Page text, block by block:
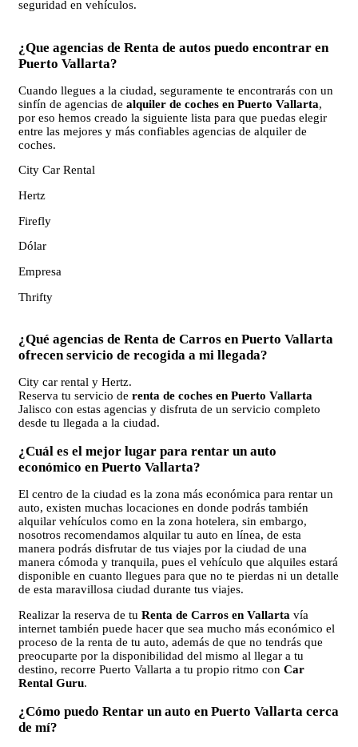
seguridad en vehículos.
¿Que agencias de Renta de autos puedo encontrar en
Puerto Vallarta?
Cuando llegues a la ciudad, seguramente te encontrarás con un
sinfín de agencias de alquiler de coches en Puerto Vallarta,
por eso hemos creado la siguiente lista para que puedas elegir
entre las mejores y más confiables agencias de alquiler de
coches.
City Car Rental
Hertz
Firefly
Dólar
Empresa
Thrifty
¿Qué agencias de Renta de Carros en Puerto Vallarta
ofrecen servicio de recogida a mi llegada?
City car rental y Hertz.
Reserva tu servicio de renta de coches en Puerto Vallarta
Jalisco con estas agencias y disfruta de un servicio completo
desde tu llegada a la ciudad.
¿Cuál es el mejor lugar para rentar un auto
económico en Puerto Vallarta?
El centro de la ciudad es la zona más económica para rentar un
auto, existen muchas locaciones en donde podrás también
alquilar vehículos como en la zona hotelera, sin embargo,
nosotros recomendamos alquilar tu auto en línea, de esta
manera podrás disfrutar de tus viajes por la ciudad de una
manera cómoda y tranquila, pues el vehículo que alquiles estará
disponible en cuanto llegues para que no te pierdas ni un detalle
de esta maravillosa ciudad durante tus viajes.
Realizar la reserva de tu Renta de Carros en Vallarta vía
internet también puede hacer que sea mucho más económico el
proceso de la renta de tu auto, además de que no tendrás que
preocuparte por la disponibilidad del mismo al llegar a tu
destino, recorre Puerto Vallarta a tu propio ritmo con Car
Rental Guru.
¿Cómo puedo Rentar un auto en Puerto Vallarta cerca
de mí?